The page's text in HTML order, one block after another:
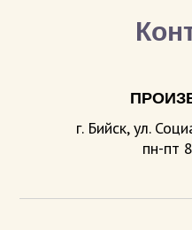
г. Бийск, ул.
пн-пт